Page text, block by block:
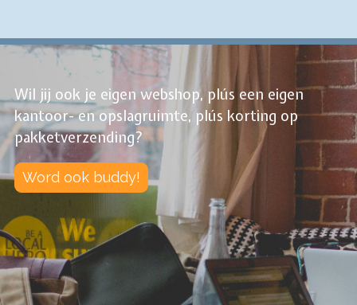
Wil jij ook je eigen webshop, plús een eigen
kantoor- en opslagruimte, plús korting op
pakketverzending?
Word ook buddy!